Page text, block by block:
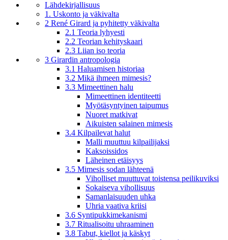
Lähdekirjallisuus
1. Uskonto ja väkivalta
2 René Girard ja pyhitetty väkivalta
2.1 Teoria lyhyesti
2.2 Teorian kehityskaari
2.3 Liian iso teoria
3 Girardin antropologia
3.1 Haluamisen historiaa
3.2 Mikä ihmeen mimesis?
3.3 Mimeettinen halu
Mimeettinen identiteetti
Myötäsyntyinen taipumus
Nuoret matkivat
Aikuisten salainen mimesis
3.4 Kilpailevat halut
Malli muuttuu kilpailijaksi
Kaksoissidos
Läheinen etäisyys
3.5 Mimesis sodan lähteenä
Viholliset muuttuvat toistensa peilikuviksi
Sokaiseva vihollisuus
Samanlaisuuden uhka
Uhria vaativa kriisi
3.6 Syntipukkimekanismi
3.7 Ritualisoitu uhraaminen
3.8 Tabut, kiellot ja käskyt